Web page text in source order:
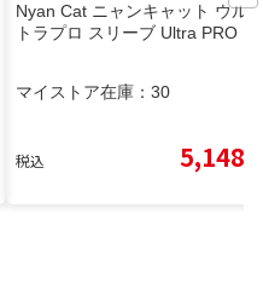
Nyan Cat ニャンキャット ウル
トラプロ スリーブ Ultra PRO
マイストア在庫： 30
税込 5,148